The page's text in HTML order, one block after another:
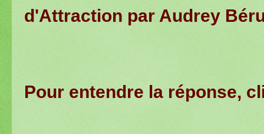
d'Attraction par Audrey
Pour entendre la réponse,